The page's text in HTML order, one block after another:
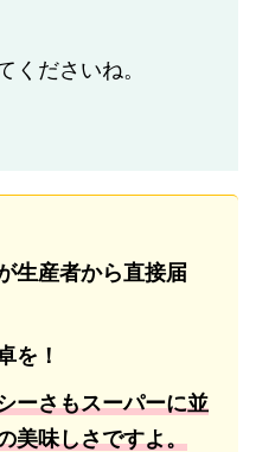
くださいね。
生産者から直接届
を！
ーさもスーパーに並
美味しさですよ。